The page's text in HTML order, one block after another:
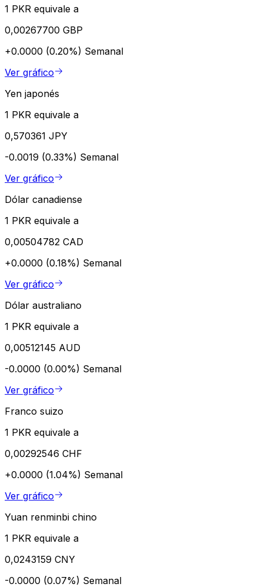
1 PKR equivale a
0,00267700 GBP
+0.0000 (0.20%) Semanal
Ver gráfico
Yen japonés
1 PKR equivale a
0,570361 JPY
-0.0019 (0.33%) Semanal
Ver gráfico
Dólar canadiense
1 PKR equivale a
0,00504782 CAD
+0.0000 (0.18%) Semanal
Ver gráfico
Dólar australiano
1 PKR equivale a
0,00512145 AUD
-0.0000 (0.00%) Semanal
Ver gráfico
Franco suizo
1 PKR equivale a
0,00292546 CHF
+0.0000 (1.04%) Semanal
Ver gráfico
Yuan renminbi chino
1 PKR equivale a
0,0243159 CNY
-0.0000 (0.07%) Semanal